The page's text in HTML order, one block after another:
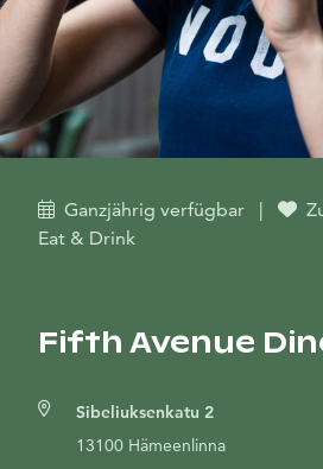
Ganzjährig verfügbar |
Eat & Drink
Fifth Avenue
Sibeliuksenkatu 2
13100 Hämeenlinna